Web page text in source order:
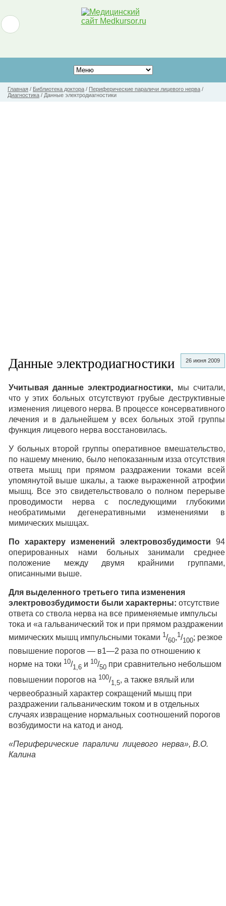
Главная / Библиотека доктора / Периферические параличи лицевого нерва /
Диагностика / Данные электродиагностики
26 июня 2009
Данные электродиагностики
Учитывая данные электродиагностики, мы считали,
что у этих больных отсутствуют грубые деструктивные
изменения лицевого нерва. В процессе консервативного
лечения и в дальнейшем у всех больных этой группы
функция лицевого нерва восстановилась.
У больных второй группы оперативное вмешательство,
по нашему мнению, было непоказанным изза отсутствия
ответа мышц при прямом раздражении токами всей
упомянутой выше шкалы, а также выраженной атрофии
мышц. Все это свидетельствовало о полном перерыве
проводимости нерва с последующими глубокими
необратимыми дегенеративными изменениями в
мимических мышцах.
По характеру изменений электровозбудимости 94
оперированных нами больных занимали среднее
положение между двумя крайними группами,
описанными выше.
Для выделенного третьего типа изменения
электровозбудимости были характерны: отсутствие
ответа со ствола нерва на все применяемые импульсы
тока и «а гальванический ток и при прямом раздражении
мимических мышц импульсными токами 1/60,1/100; резкое
повышение порогов — в1—2 раза по отношению к
норме на токи 10/1,6 и 10/50 при сравнительно небольшом
повышении порогов на 100/1,5, а также вялый или
червеобразный характер сокращений мышц при
раздражении гальваническим током и в отдельных
случаях извращение нормальных соотношений порогов
возбудимости на катод и анод.
«Периферические параличи лицевого нерва», В.О.
Калина